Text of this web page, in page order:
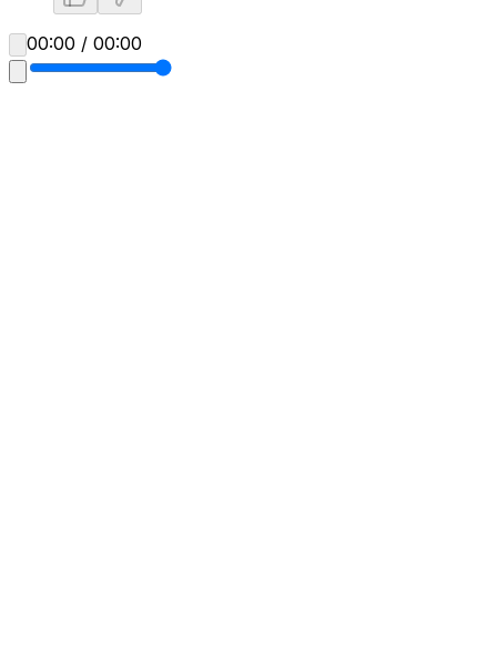
00:00 / 00:00